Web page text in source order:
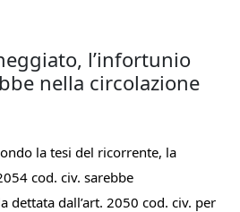
l’infortunio
nella circolazione
la tesi del ricorrente, la
cod. civ. sarebbe
dettata dall’art. 2050 cod. civ. per